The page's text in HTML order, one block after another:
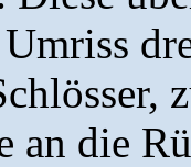
die